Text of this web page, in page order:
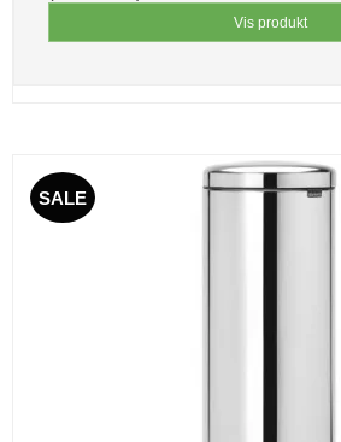
Vis produkt
SALE